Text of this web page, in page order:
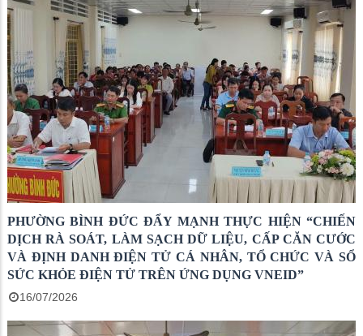
PHƯỜNG BÌNH ĐỨC ĐẨY MẠNH THỰC HIỆN “CHIẾN
DỊCH RÀ SOÁT, LÀM SẠCH DỮ LIỆU, CẤP CĂN CƯỚC
VÀ ĐỊNH DANH ĐIỆN TỬ CÁ NHÂN, TỔ CHỨC VÀ SỔ
SỨC KHỎE ĐIỆN TỬ TRÊN ỨNG DỤNG VNEID”
16/07/2026